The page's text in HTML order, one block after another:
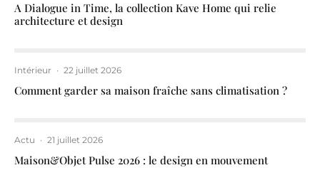
A Dialogue in Time, la collection Kave Home qui relie
architecture et design
Intérieur · 22 juillet 2026
Comment garder sa maison fraîche sans climatisation ?
Actu · 21 juillet 2026
Maison&Objet Pulse 2026 : le design en mouvement